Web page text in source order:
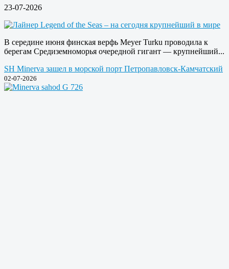
23-07-2026
В середине июня финская верфь Meyer Turku проводила к
берегам Средиземноморья очередной гигант — крупнейший...
SH Minerva зашел в морской порт Петропавловск-Камчатский
02-07-2026